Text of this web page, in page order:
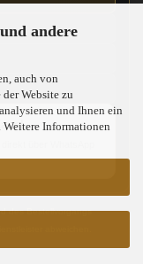
andere
auch von
Website zu
und Ihnen ein
Informationen
über WhatsApp
des Bestellvorgangs
abweichen.